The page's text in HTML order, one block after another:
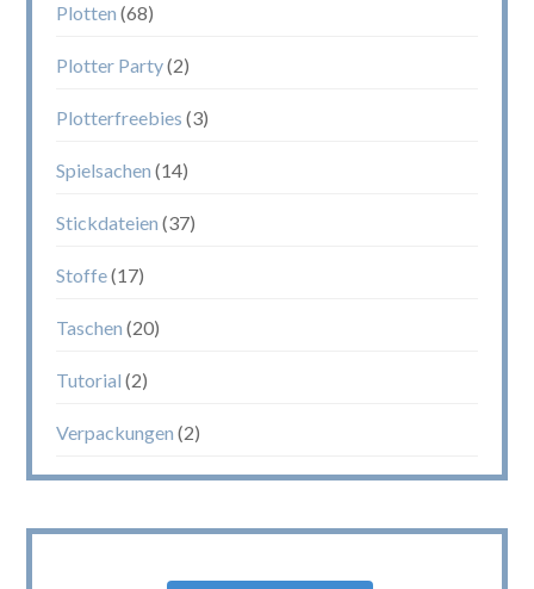
Plotten (68)
Plotter Party(2)
Plotterfreebies (3)
Spielsachen (14)
Stickdateien (37)
Stoffe(17)
Taschen (20)
Tutorial (2)
Verpackungen (2)